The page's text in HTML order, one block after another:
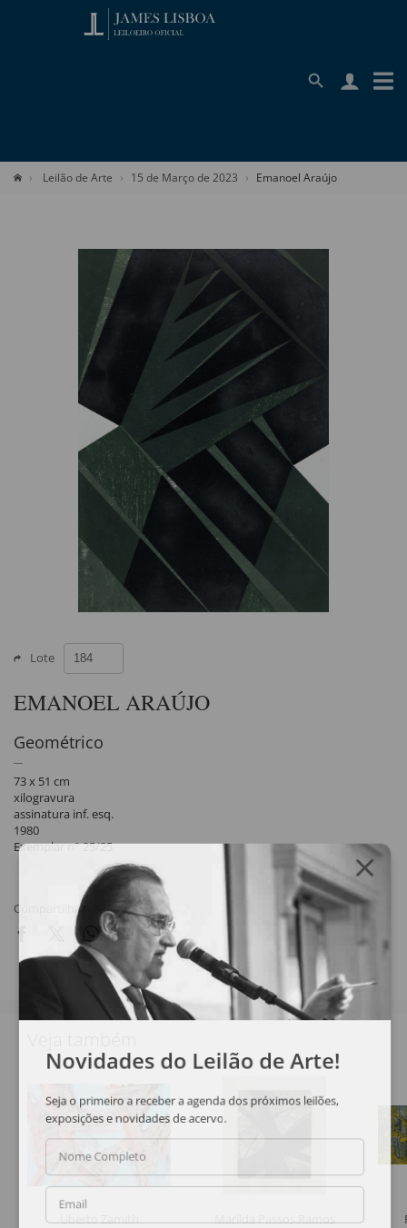
Leilão de Arte 15 de Março de 2023 Emanoel Araújo
Lote
EMANOEL ARAÚJO
Geométrico
73 x 51 cm
xilogravura
assinatura inf. esq.
1980
Exemplar n° 25/25
Compartilhar
Uberto Zamith
Marilda Passos Ramos
Novidades do Leilão de Arte!
Seja o primeiro a receber a agenda dos próximos leilões,
exposições e novidades de acervo.
Nome Completo
Email